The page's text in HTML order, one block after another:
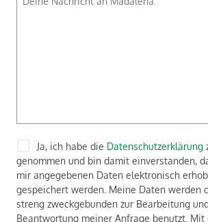
Ja, ich habe die Datenschutzerklärung
genommen und bin damit einverstanden,
mir angegebenen Daten elektronisch
gespeichert werden. Meine Daten werden
streng zweckgebunden zur Bearbeitung
Beantwortung meiner Anfrage benutzt. Mit